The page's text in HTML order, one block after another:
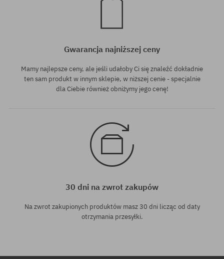
Gwarancja najniższej ceny
Mamy najlepsze ceny, ale jeśli udałoby Ci się znaleźć dokładnie
ten sam produkt w innym sklepie, w niższej cenie - specjalnie
dla Ciebie również obniżymy jego cenę!
30 dni na zwrot zakupów
Na zwrot zakupionych produktów masz 30 dni licząc od daty
otrzymania przesyłki.